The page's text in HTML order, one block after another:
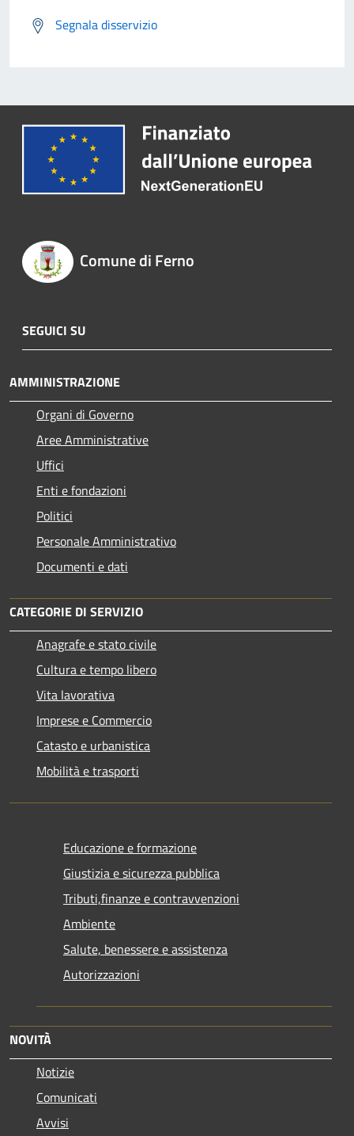
Segnala disservizio
Comune di Ferno
SEGUICI SU
AMMINISTRAZIONE
Organi di Governo
Aree Amministrative
Uffici
Enti e fondazioni
Politici
Personale Amministrativo
Documenti e dati
CATEGORIE DI SERVIZIO
Anagrafe e stato civile
Cultura e tempo libero
Vita lavorativa
Imprese e Commercio
Catasto e urbanistica
Mobilità e trasporti
Educazione e formazione
Giustizia e sicurezza pubblica
Tributi,finanze e contravvenzioni
Ambiente
Salute, benessere e assistenza
Autorizzazioni
NOVITÀ
Notizie
Comunicati
Avvisi